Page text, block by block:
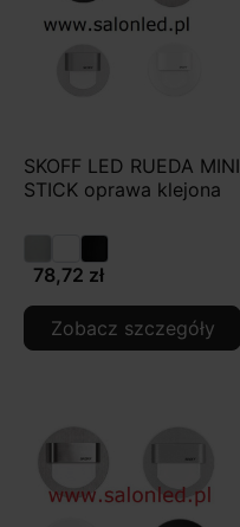
SKOFF LED RUEDA MINI
STICK oprawa klejona
78,72 zł
Zobacz szczegóły